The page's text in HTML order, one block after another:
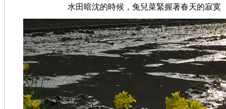
水田暗沈的時候，兔兒菜緊握著春天的寂寞